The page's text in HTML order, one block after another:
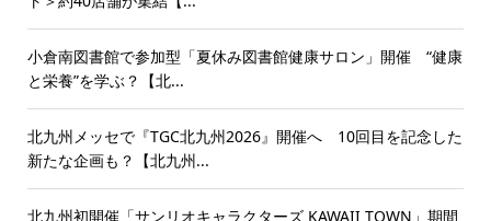
小倉南図書館で参加型「夏休み図書館健康サロン」開催 “健康
と栄養”を学ぶ？【北...
北九州メッセで『TGC北九州2026』開催へ 10回目を記念した
新たな企画も？【北九州...
北九州初開催「サンリオキャラクターズ KAWAII TOWN」期間